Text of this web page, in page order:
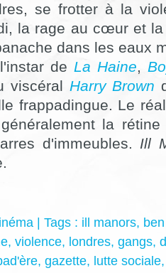
se frotter à la
la rage au cœur et
dans les eaux
de La Haine,
viscéral Harry Brown
frappadingue. Le
la
d'immeubles. Ill
| Tags : ill manors,
, violence, londres, gangs,
, gazette, lutte sociale